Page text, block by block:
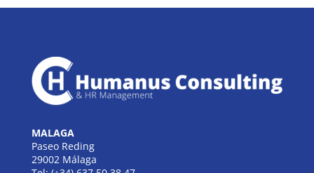
MALAGA
Paseo Reding
29002 Málaga